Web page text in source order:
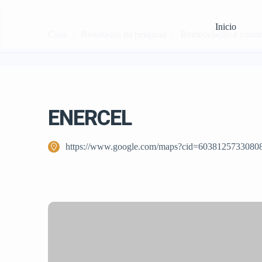
Inicio
Remodelação e
ENERCEL
https://www.google.com/